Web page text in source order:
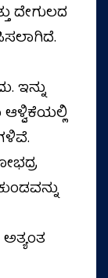
ದೇಗುಲದ
ಇನ್ನು